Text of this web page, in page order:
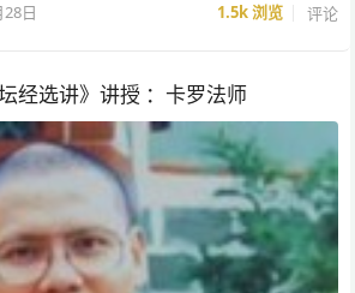
日 1.5k浏览 评论
经选讲》讲授 ：卡罗法师